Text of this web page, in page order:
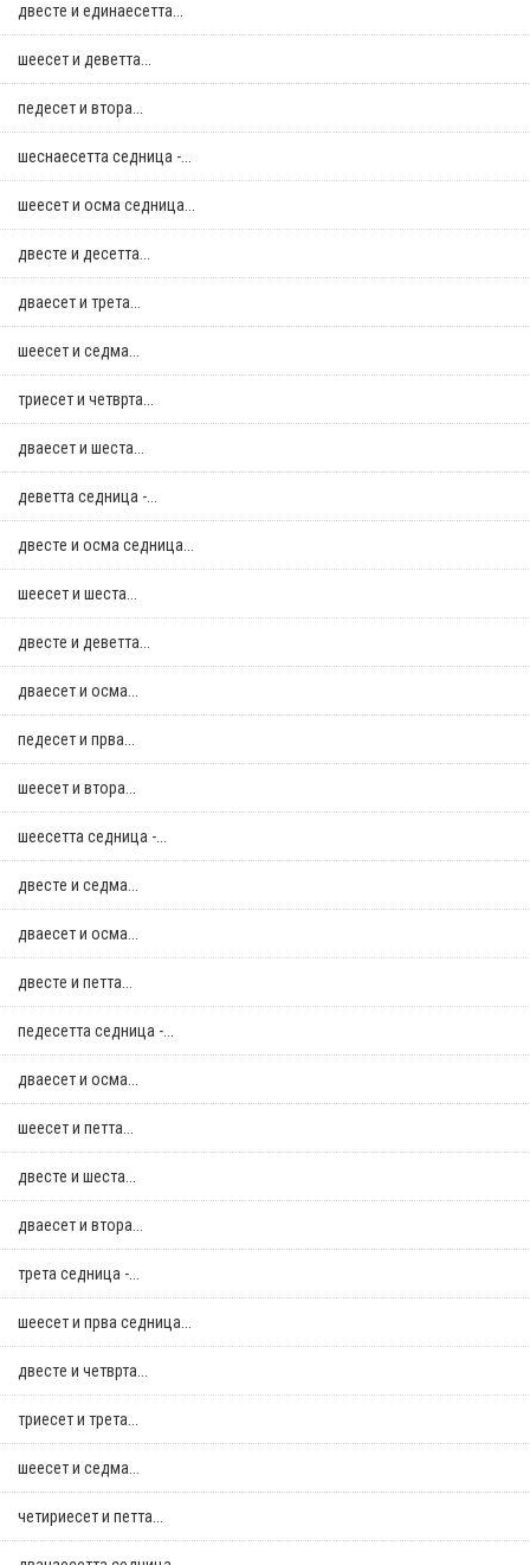
двестe и единаесетта...
шеесет и деветта...
педесет и втора...
шеснаесетта седница -...
шеесет и осма седница...
двестe и десетта...
дваесет и трета...
шеесет и седма...
триесет и четврта...
дваесет и шеста...
деветта седница -...
двестe и осма седница...
шеесет и шеста...
двестe и деветта...
дваесет и осма...
педесет и прва...
шеесет и втора...
шеесетта седница -...
двестe и седма...
дваесет и осма...
двестe и петта...
педесетта седница -...
дваесет и осма...
шеесет и петта...
двестe и шеста...
дваесет и втора...
трета седница -...
шеесет и прва седница...
двестe и четврта...
триесет и трета...
шеесет и седма...
четириесет и петта...